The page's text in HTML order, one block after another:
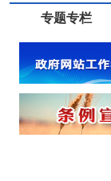
专题专栏